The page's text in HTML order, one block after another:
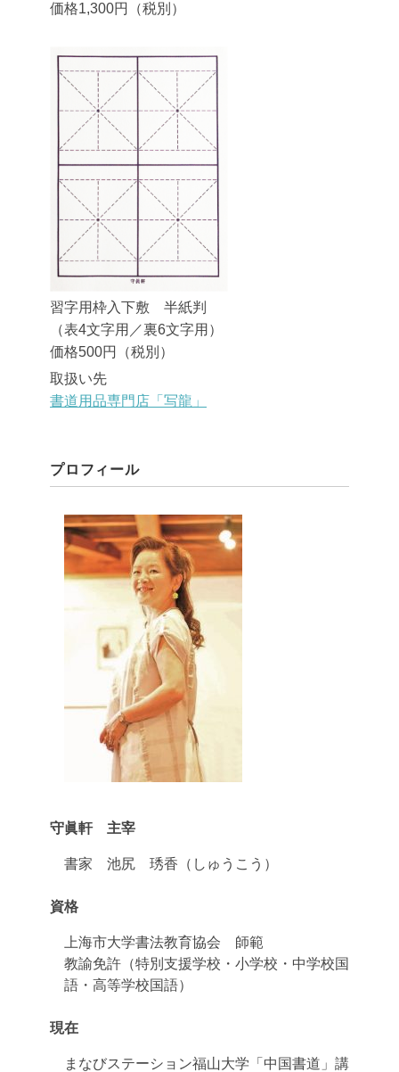
価格1,300円（税別）
習字用枠入下敷 半紙判
（表4文字用／裏6文字用）
価格500円（税別）
取扱い先
書道用品専門店「写龍」
プロフィール
守眞軒 主宰
書家 池尻 琇香（しゅうこう）
資格
上海市大学書法教育協会 師範
教諭免許（特別支援学校・小学校・中学校国
語・高等学校国語）
現在
まなびステーション福山大学「中国書道」講